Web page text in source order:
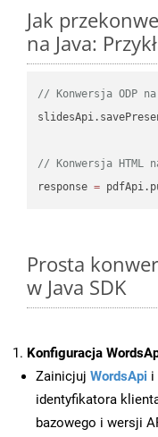
Jak
na Java:
// Konwersja ODP na
// Konwersja HTML
response =
Prosta
w Java SDK
Konfiguracja
Zainicjuj WordsApi i
identyfikatora
bazowego i wersji